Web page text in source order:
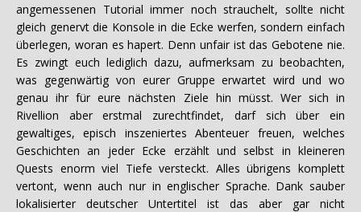
angemessenen Tutorial immer noch strauchelt, sollte nicht
gleich genervt die Konsole in die Ecke werfen, sondern einfach
überlegen, woran es hapert. Denn unfair ist das Gebotene nie.
Es zwingt euch lediglich dazu, aufmerksam zu beobachten,
was gegenwärtig von eurer Gruppe erwartet wird und wo
genau ihr für eure nächsten Ziele hin müsst. Wer sich in
Rivellion aber erstmal zurechtfindet, darf sich über ein
gewaltiges, episch inszeniertes Abenteuer freuen, welches
Geschichten an jeder Ecke erzählt und selbst in kleineren
Quests enorm viel Tiefe versteckt. Alles übrigens komplett
vertont, wenn auch nur in englischer Sprache. Dank sauber
lokalisierter deutscher Untertitel ist das aber gar nicht